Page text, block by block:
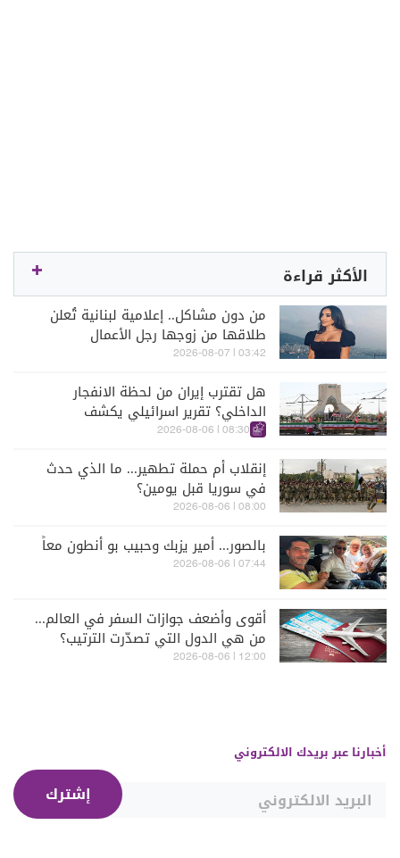
الأكثر قراءة
من دون مشاكل.. إعلامية لبنانية تُعلن
طلاقها من زوجها رجل الأعمال
03:42 | 2026-08-07
هل تقترب إيران من لحظة الانفجار
الداخلي؟ تقرير اسرائيلي يكشف
الكواليس
08:30 | 2026-08-06
إنقلاب أم حملة تطهير... ما الذي حدث
في سوريا قبل يومين؟
08:00 | 2026-08-06
بالصور... أمير يزبك وحبيب بو أنطون معاً
07:44 | 2026-08-06
أقوى وأضعف جوازات السفر في العالم...
من هي الدول التي تصدّرت الترتيب؟
12:00 | 2026-08-06
أخبارنا عبر بريدك الالكتروني
إشترك